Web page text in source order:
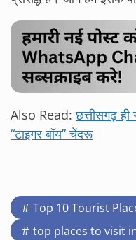
Also Read:छत्तीसगढ़ ही
“टाइगर बॉय” चेंदरू
Top 10 Tourist
top places to visit